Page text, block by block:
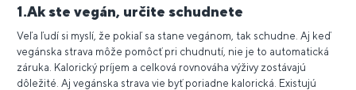
1.Ak ste vegán, určite schudnete
Veľa ľudí si myslí, že pokiaľ sa stane vegánom, tak schudne. Aj keď
vegánska strava môže pomôcť pri chudnutí, nie je to automatická
záruka. Kalorický príjem a celková rovnováha výživy zostávajú
dôležité. Aj vegánska strava vie byť poriadne kalorická. Existujú